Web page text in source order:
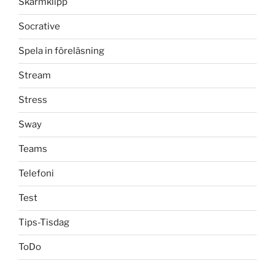
Socrative
Spela in föreläsning
Stream
Stress
Sway
Teams
Telefoni
Test
Tips-Tisdag
ToDo